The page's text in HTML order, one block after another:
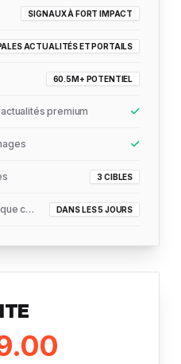
SIGNAUX À FORT IMPACT
ACTUALITÉS ET PORTAILS
60.5M+ POTENTIEL
premium
3 CIBLES
Livraison du rapport d'analytique complet DANS LES 5 JOURS